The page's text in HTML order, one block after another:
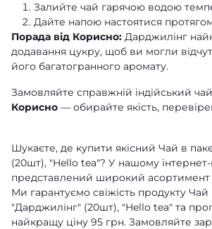
Залийте чай гарячою водою
Дайте напою настоятися
Порада від Корисно: Дарджилінг
додавання цукру, щоб ви могли
його багатогранного аромату.
Замовляйте справжній індійський
Корисно — обирайте якість,
Шукаєте, де купити якісний Чай в
(20шт), "Hello tea"? У нашому інтернет-
представлений широкий асортимент
Ми гарантуємо свіжість продукту Чай
"Дарджилінг" (20шт), "Hello tea" та
найкращу ціну 95 грн. Замовляйте